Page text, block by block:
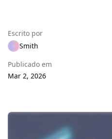
Escrito por
Smith
Publicado em
Mar 2, 2026